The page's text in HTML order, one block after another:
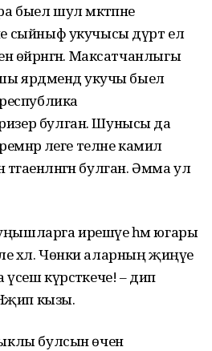
быел шул мәктәпне
сыйныф укучысы дүрт ел
өйрәнгән. Максатчанлыгы
ярдәмендә укучы быел
булган. Шунысы да
әлеге телне камил
тәгаенләнгән булган. Әмма ул
ирешүе һәм югары
хәл. Чөнки аларның җиңүе
күрсәткече! – дип
кызы.
булсын өчен